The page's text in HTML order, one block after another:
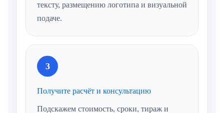
тексту, размещению логотипа и визуальной
подаче.
3
Получите расчёт и консультацию
Подскажем стоимость, сроки, тираж и